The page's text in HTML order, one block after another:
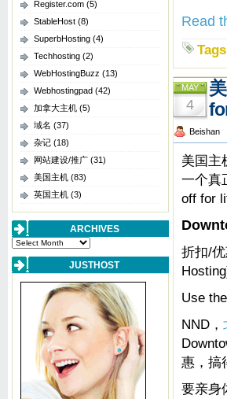
Register.com (5)
StableHost (8)
SuperbHosting (4)
Techhosting (2)
WebHostingBuzz (13)
Webhostingpad (42)
加拿大主机 (5)
域名 (37)
杂记 (18)
网站建设/推广 (31)
美国主机 (83)
英国主机 (3)
ARCHIVES
Archives
JUSTHOST
Read
MAY
4
Beishan
美国主
一个真
off for
折扣/
Use
NND，
惠，搞
要亲身